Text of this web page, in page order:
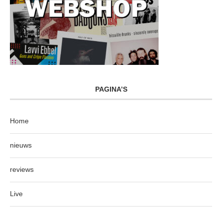
PAGINA’S
Home
nieuws
reviews
Live